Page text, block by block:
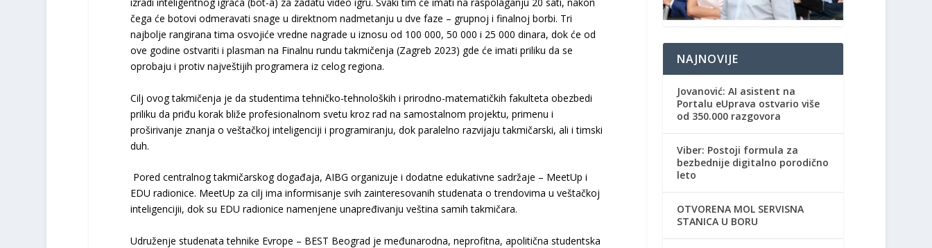
izradi inteligentnog igrača (bot-a) za zadatu video igru. Svaki tim će imati na raspolaganju 20 sati, nakon
čega će botovi odmeravati snage u direktnom nadmetanju u dve faze – grupnoj i finalnoj borbi. Tri
najbolje rangirana tima osvojiće vredne nagrade u iznosu od 100 000, 50 000 i 25 000 dinara, dok će od
ove godine ostvariti i plasman na Finalnu rundu takmičenja (Zagreb 2023) gde će imati priliku da se
oprobaju i protiv najveštijih programera iz celog regiona.
Cilj ovog takmičenja je da studentima tehničko-tehnoloških i prirodno-matematičkih fakulteta obezbedi
priliku da priđu korak bliže profesionalnom svetu kroz rad na samostalnom projektu, primenu i
proširivanje znanja o veštačkoj inteligenciji i programiranju, dok paralelno razvijaju takmičarski, ali i timski
duh.
Pored centralnog takmičarskog događaja, AIBG organizuje i dodatne edukativne sadržaje – MeetUp i
EDU radionice. MeetUp za cilj ima informisanje svih zainteresovanih studenata o trendovima u veštačkoj
inteligencijii, dok su EDU radionice namenjene unapređivanju veština samih takmičara.
Udruženje studenata tehnike Evrope – BEST Beograd je međunarodna, neprofitna, apolitična studentska
NAJNOVIJE
Jovanović: AI asistent na
Portalu eUprava ostvario više
od 350.000 razgovora
Viber: Postoji formula za
bezbednije digitalno porodično
leto
OTVORENA MOL SERVISNA
STANICA U BORU